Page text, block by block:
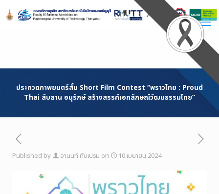
Content
ประกวดภาพยนตร์สั้น Short Film Contest “พราวไทย : Proud
Thai สืบสาน อนุรักษ์ สร้างสรรค์เอกลักษณ์วัฒนธรรมไทย”
Published by อานนท์ ทับเปรม on 10 เมษายน 2024